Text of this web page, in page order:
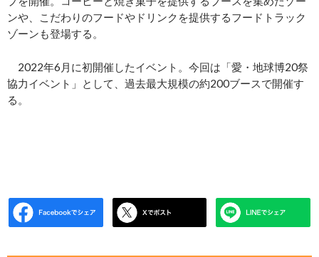
ンや、こだわりのフードやドリンクを提供するフードトラック
ゾーンも登場する。
2022年6月に初開催したイベント。今回は「愛・地球博20祭
協力イベント」として、過去最大規模の約200ブースで開催す
る。